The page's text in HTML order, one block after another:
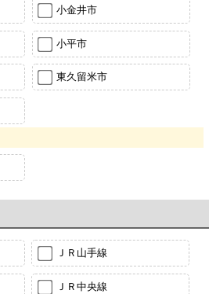
小金井市
小平市
東久留米市
ＪＲ山手線
ＪＲ中央線